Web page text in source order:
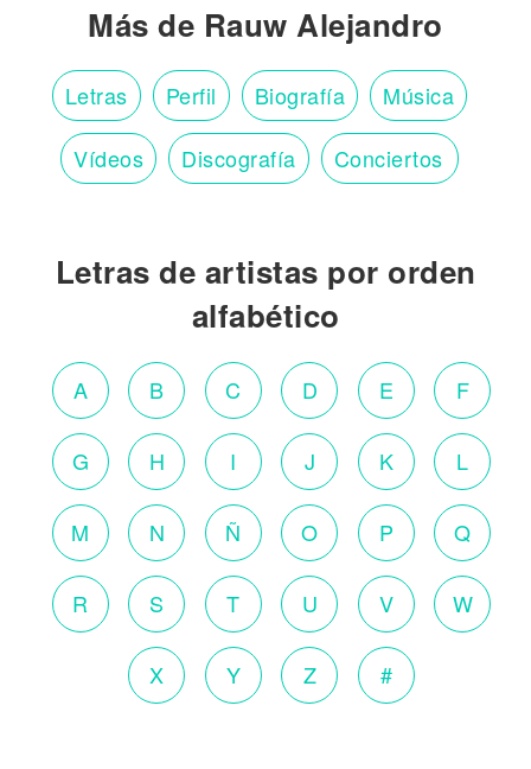
Más de Rauw Alejandro
Letras Perfil Biografía Música
Vídeos Discografía Conciertos
Letras de artistas por orden
alfabético
A B C D E F
G H I J K L
M N Ñ O P Q
R S T U V W
X Y Z #